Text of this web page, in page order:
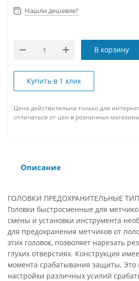
Нашли дешевле?
В корзину
Купить в 1 клик
Цена действительна только для
отличаться от цен в розничных
Описание
ГОЛОВКИ ПРЕДОХРАНИТЕЛЬНЫЕ ТИП
Головки быстросменные для
смены и установки инструмента
для предохранения метчиков от
этих головок, позволяет нарезать
глухих отверстиях. Конструкция
момента срабатывания защиты. Это
настройки различных усилий